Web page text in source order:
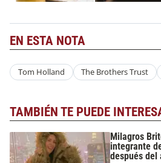
EN ESTA NOTA
Tom Holland The Brothers Trust
TAMBIÉN TE PUEDE
Milagros
integrante
después del